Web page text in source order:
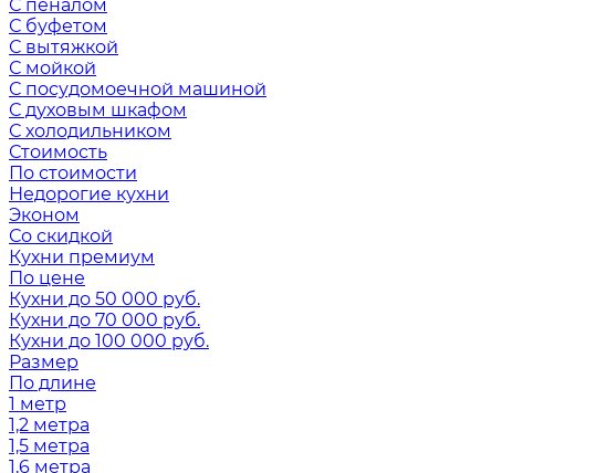
С пеналом
С буфетом
С вытяжкой
С мойкой
С посудомоечной машиной
С духовым шкафом
С холодильником
Стоимость
По стоимости
Недорогие кухни
Эконом
Со скидкой
Кухни премиум
По цене
Кухни до 50 000 руб.
Кухни до 70 000 руб.
Кухни до 100 000 руб.
Размер
По длине
1 метр
1,2 метра
1,5 метра
1,6 метра